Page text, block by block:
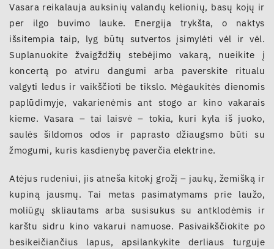
Vasara reikalauja auksinių valandų kelionių, basų kojų ir
per ilgo buvimo lauke. Energija trykšta, o naktys
išsitempia taip, lyg būtų sutvertos įsimylėti vėl ir vėl.
Suplanuokite žvaigždžių stebėjimo vakarą, nueikite į
koncertą po atviru dangumi arba paverskite ritualu
valgyti ledus ir vaikščioti be tikslo. Mėgaukitės dienomis
paplūdimyje, vakarienėmis ant stogo ar kino vakarais
kieme. Vasara – tai laisvė – tokia, kuri kyla iš juoko,
saulės šildomos odos ir paprasto džiaugsmo būti su
žmogumi, kuris kasdienybę paverčia elektrine.
Atėjus rudeniui, jis atneša kitokį grožį – jaukų, žemišką ir
kupiną jausmų. Tai metas pasimatymams prie laužo,
moliūgų skliautams arba susisukus su antklodėmis ir
karštu sidru kino vakarui namuose. Pasivaikščiokite po
besikeičiančius lapus, apsilankykite derliaus turguje